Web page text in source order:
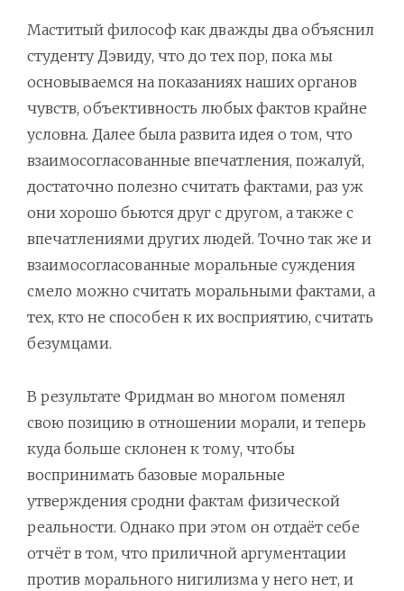
Маститый философ как дважды два объяснил
студенту Дэвиду, что до тех пор, пока мы
основываемся на показаниях наших органов
чувств, объективность любых фактов крайне
условна. Далее была развита идея о том, что
взаимосогласованные впечатления, пожалуй,
достаточно полезно считать фактами, раз уж
они хорошо бьются друг с другом, а также с
впечатлениями других людей. Точно так же и
взаимосогласованные моральные суждения
смело можно считать моральными фактами, а
тех, кто не способен к их восприятию, считать
безумцами.
В результате Фридман во многом поменял
свою позицию в отношении морали, и теперь
куда больше склонен к тому, чтобы
воспринимать базовые моральные
утверждения сродни фактам физической
реальности. Однако при этом он отдаёт себе
отчёт в том, что приличной аргументации
против морального нигилизма у него нет, и